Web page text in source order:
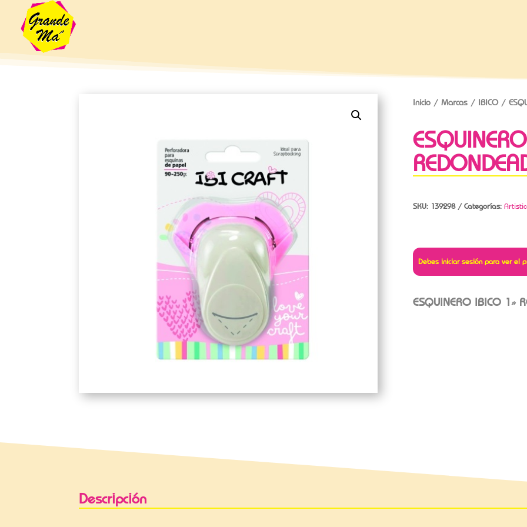
Inicio/ Marcas/ IBICO/
SKU: 139298 Categorías:
Debes iniciar sesión para ver el
ESQUINERO IBICO 1»
Descripción